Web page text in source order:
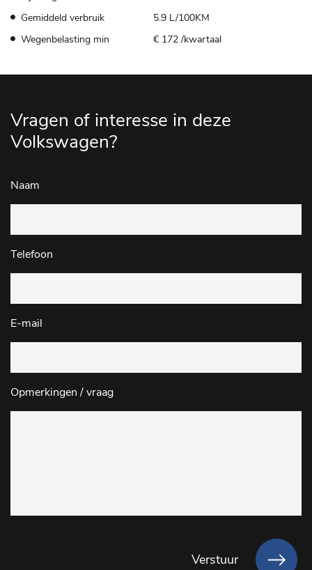
Gemiddeld verbruik
5.9 L/100KM
Wegenbelasting min
€ 172 /kwartaal
Vragen of interesse in deze
Volkswagen?
Naam
Telefoon
E-mail
Opmerkingen / vraag
Verstuur